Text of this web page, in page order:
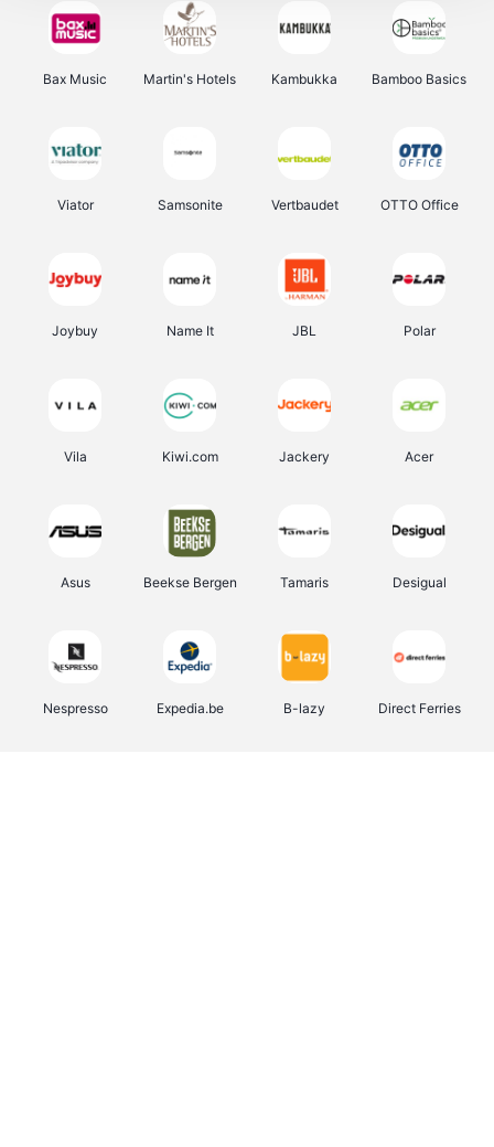
Bax Music Martin's Hotels Kambukka Bamboo Basics
Viator Samsonite Vertbaudet OTTO Office
Joybuy Name It JBL Polar
Vila Kiwi.com Jackery Acer
Asus Beekse Bergen Tamaris Desigual
Nespresso Expedia.be B-lazy Direct Ferries